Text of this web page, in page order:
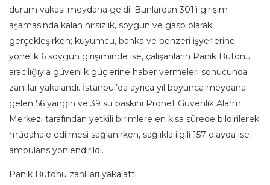
durum vakası meydana geldi. Bunlardan 301’i girişim
aşamasında kalan hırsızlık, soygun ve gasp olarak
gerçekleşirken; kuyumcu, banka ve benzeri işyerlerine
yönelik 6 soygun girişiminde ise, çalışanların Panik Butonu
aracılığıyla güvenlik güçlerine haber vermeleri sonucunda
zanlılar yakalandı. İstanbul’da ayrıca yıl boyunca meydana
gelen 56 yangın ve 39 su baskını Pronet Güvenlik Alarm
Merkezi tarafından yetkili birimlere en kısa sürede bildirilerek
müdahale edilmesi sağlanırken, sağlıkla ilgili 157 olayda ise
ambulans yönlendirildi.
Panik Butonu zanlıları yakalattı